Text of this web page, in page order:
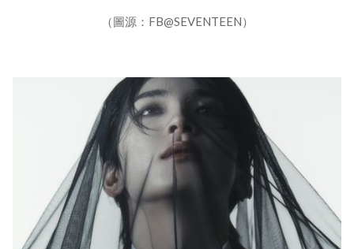
（圖源：FB@SEVENTEEN）